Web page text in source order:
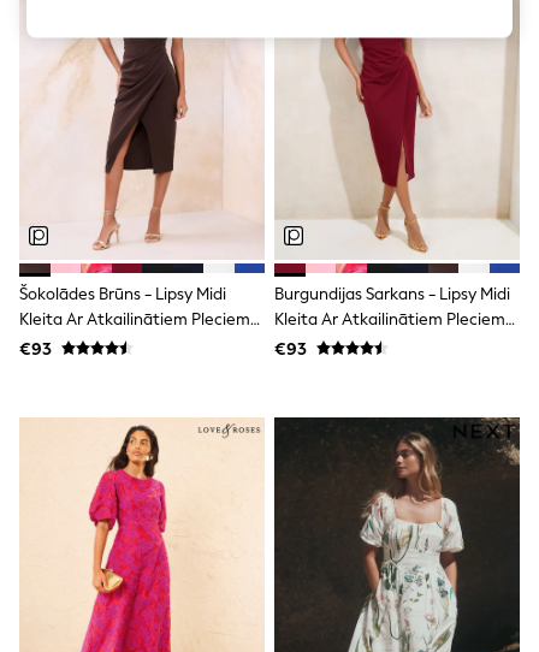
Leggings
Shorts
Joggers
adidas
Nike
Shop All
Shoes
Coats & Jackets
Bags & Accessories
Shirts
Polo Shirts
Shop all
Shoes
Coats & Jackets
Bags
Black
White
Grey
Green
Red
All Branded Schoolwear
adidas
Nike
Hype
Clarks
Šokolādes Brūns - Lipsy Midi
Kleita Ar Atkailinātiem Pleciem
Un Ielocēm
€93
Burgundijas Sarkans - Lipsy Midi
Kleita Ar Atkailinātiem Pleciem
Un Ielocēm
€93